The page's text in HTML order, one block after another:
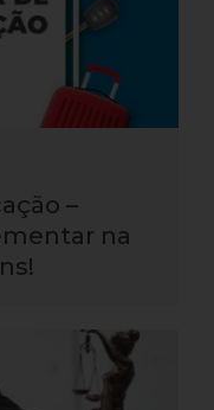
–
na